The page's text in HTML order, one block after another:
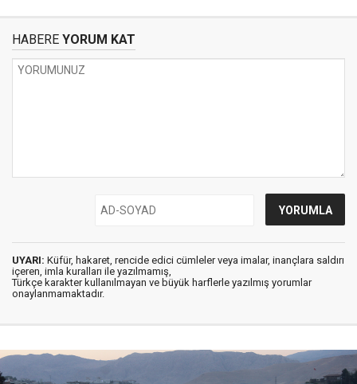
HABERE YORUM KAT
UYARI: Küfür, hakaret, rencide edici cümleler veya imalar, inançlara saldırı
içeren, imla kuralları ile yazılmamış,
Türkçe karakter kullanılmayan ve büyük harflerle yazılmış yorumlar
onaylanmamaktadır.